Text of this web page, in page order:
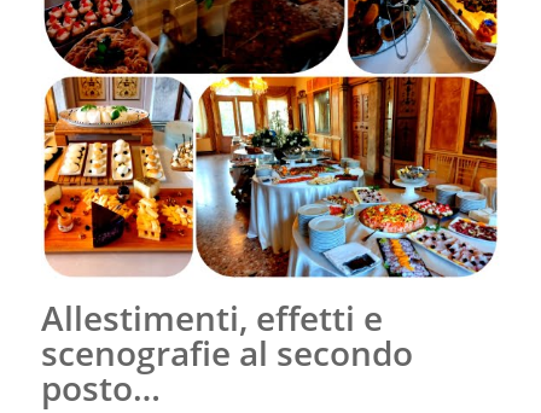
Allestimenti, effetti e
scenografie al secondo
posto…